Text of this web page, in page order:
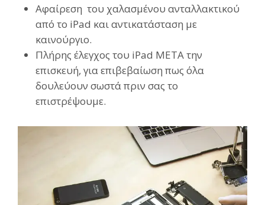
Αφαίρεση του χαλασμένου ανταλλακτικού
από το iPad και αντικατάσταση με
καινούργιο.
Πλήρης έλεγχος του iPad ΜΕΤΑ την
επισκευή, για επιβεβαίωση πως όλα
δουλεύουν σωστά πριν σας το
επιστρέψουμε.